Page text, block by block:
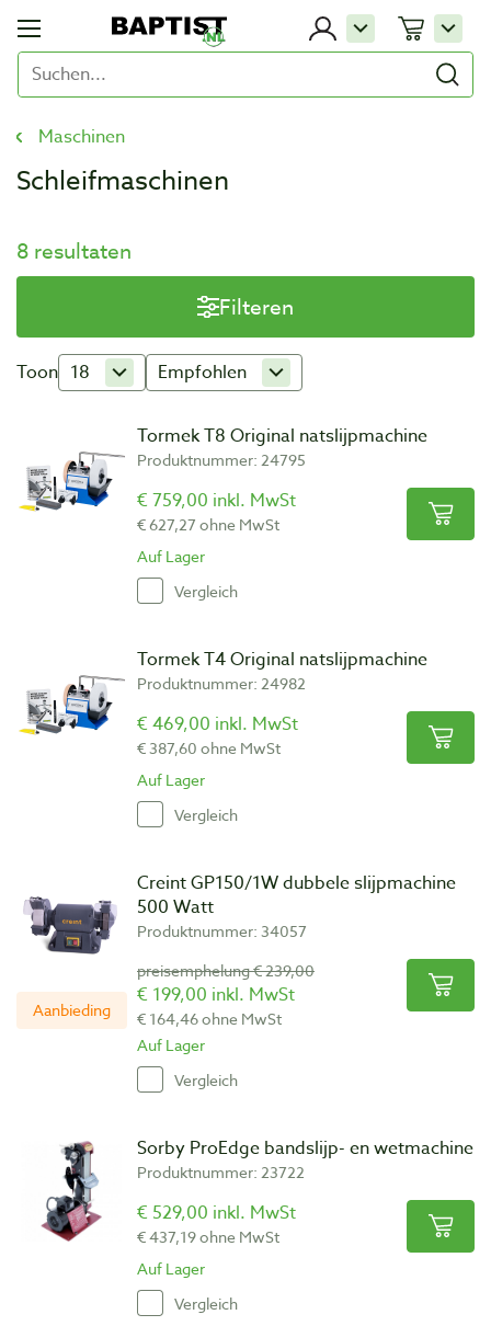
Maschinen
Schleifmaschinen
8 resultaten
Filteren
Toon 18 Empfohlen
Tormek T8 Original natslijpmachine
Produktnummer: 24795
€ 759,00 inkl. MwSt
€ 627,27 ohne MwSt
Auf Lager
Vergleich
Tormek T4 Original natslijpmachine
Produktnummer: 24982
€ 469,00 inkl. MwSt
€ 387,60 ohne MwSt
Auf Lager
Vergleich
Aanbieding
Creint GP150/1W dubbele slijpmachine
500 Watt
Produktnummer: 34057
preisemphelung € 239,00
€ 199,00 inkl. MwSt
€ 164,46 ohne MwSt
Auf Lager
Vergleich
Sorby ProEdge bandslijp- en wetmachine
Produktnummer: 23722
€ 529,00 inkl. MwSt
€ 437,19 ohne MwSt
Auf Lager
Vergleich